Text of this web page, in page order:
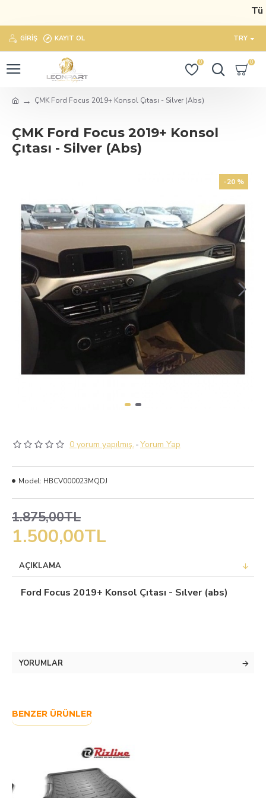
GIRIŞ KAYIT OL TRY
0 0
ÇMK Ford Focus 2019+ Konsol Çıtası - Silver (Abs)
ÇMK Ford Focus 2019+ Konsol
Çıtası - Silver (Abs)
-20 %
0 yorum yapılmış. -Yorum Yap
1.500,00TL
1.875,00TL
Model: HBCV000023MQDJ
AÇIKLAMA
Ford Focus 2019+ Konsol Çıtası - Sılver (abs)
YORUMLAR
BENZER ÜRÜNLER